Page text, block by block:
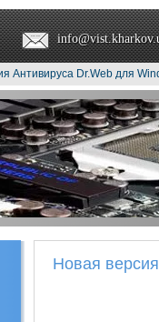
Антивируса Dr.Web для
Новая